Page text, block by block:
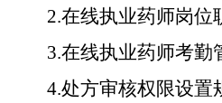
2.在线执业药师岗位
3.在线执业药师考勤
4.处方审核权限设置